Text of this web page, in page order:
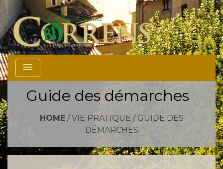
menu
Guide des démarches
HOME/ VIE PRATIQUE / GUIDE DES
DÉMARCHES